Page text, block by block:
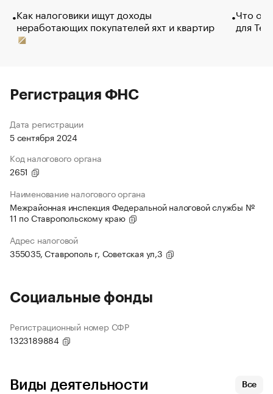
Как налоговики ищут доходы
неработающих покупателей яхт и квартир
Что
для
Регистрация ФНС
Дата регистрации
5 сентября 2024
Код налогового органа
2651
Наименование налогового органа
Межрайонная инспекция Федеральной налоговой службы №
11 по Ставропольскому краю
Адрес налоговой
355035, Ставрополь г, Советская ул,3
Социальные фонды
Регистрационный номер СФР
1323189884
Виды деятельности Все